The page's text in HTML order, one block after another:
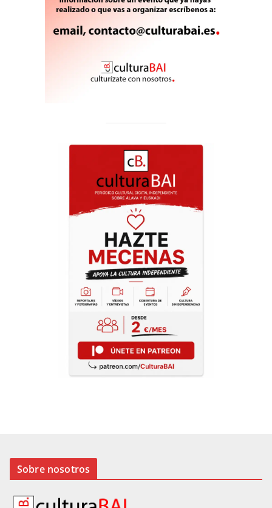
Sobre nosotros